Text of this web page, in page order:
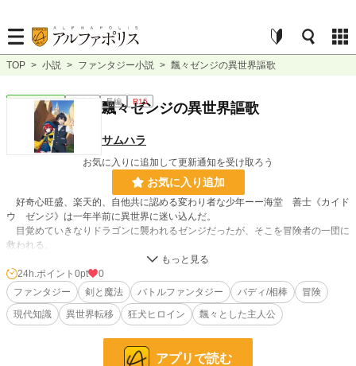
TOP > 小説 > ファンタジー小説 > 飄々ゼンジの異世界謳歌
ファンタジー 連載中 長編 R15
飄々ゼンジの異世界謳歌
サムハラ
お気に入りに追加して更新通知を受け取ろう
お気に入り追加
好奇心旺盛、楽天的、自他共に認める変わり者な少年ーー海堂 善士《カイド
ウ ゼンジ》は一年半前に異世界に迷い込んだ。
目覚めていきなりドラゴンに襲われるゼンジだったが、そこを冒険者の一団に
救われる。
武器、魔法、屈強な肉体を持って強大なモンスターと戦う勇姿にゼンジは至極
単純、短絡的ながら目を奪われた。
そして助けてくれた冒険者の少女ルイとそのパーティーメンバーに仲間にして
欲しいと頼み込んだのだった。
そんでもっていつかこの世界を旅して周りたいんだよ。
24h.ポイント 0pt
0
ファンタジー
剣と魔法 バトルファンタジー バディ/相棒
冒険
現代知識
異世界転移 狂犬ヒロイン 飄々とした主人公
アプリで読む